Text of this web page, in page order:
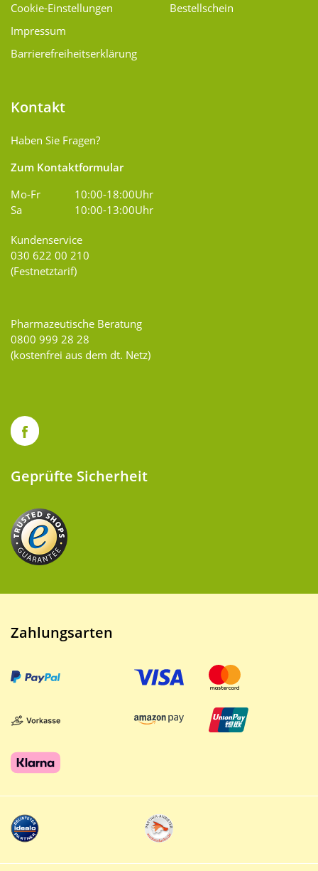
Cookie-Einstellungen
Impressum
Barrierefreiheitserklärung
Bestellschein
Kontakt
Haben Sie Fragen?
Zum Kontaktformular
Mo-Fr
10:00-18:00Uhr
Sa
10:00-13:00Uhr
Kundenservice
030 622 00 210
(Festnetztarif)
Pharmazeutische Beratung
0800 999 28 28
(kostenfrei aus dem dt. Netz)
Geprüfte Sicherheit
Zahlungsarten